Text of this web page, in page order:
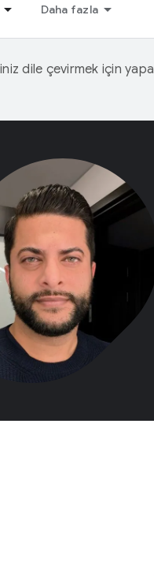
Daha fazla
dile çevirmek için